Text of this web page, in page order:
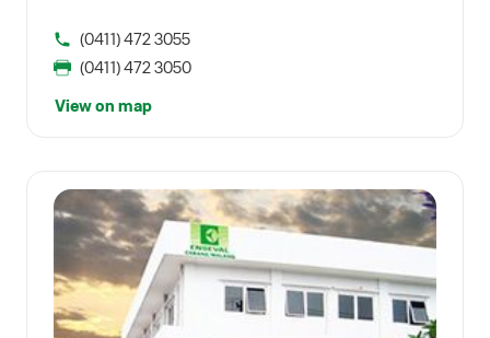
(0411) 472 3055
(0411) 472 3050
View on map